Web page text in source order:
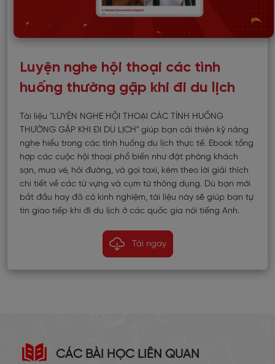
Luyện nghe hội thoại các tình
huống thường gặp khi đi du lịch
Tài liệu "LUYỆN NGHE HỘI THOẠI CÁC TÌNH HUỐNG
THƯỜNG GẶP KHI ĐI DU LỊCH" giúp bạn cải thiện kỹ năng
nghe hiểu trong các tình huống du lịch thực tế. Ebook tổng
hợp các cuộc hội thoại phổ biến như đặt phòng khách
sạn, mua vé, hỏi đường, và gọi taxi, kèm theo lời giải thích
chi tiết về các từ vựng và cụm từ thông dụng. Dù bạn mới
bắt đầu hay đã có kinh nghiệm, tài liệu này sẽ giúp bạn tự
tin giao tiếp khi đi du lịch ở các quốc gia nói tiếng Anh.
Tải ngay
CÁC BÀI HỌC LIÊN QUAN